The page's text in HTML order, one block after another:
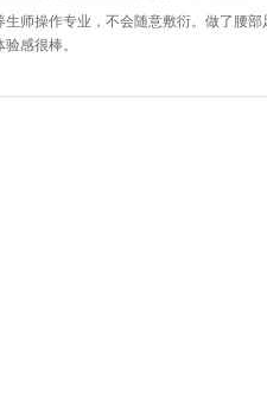
生师操作专业，不会随意敷衍。做了腰
感很棒。